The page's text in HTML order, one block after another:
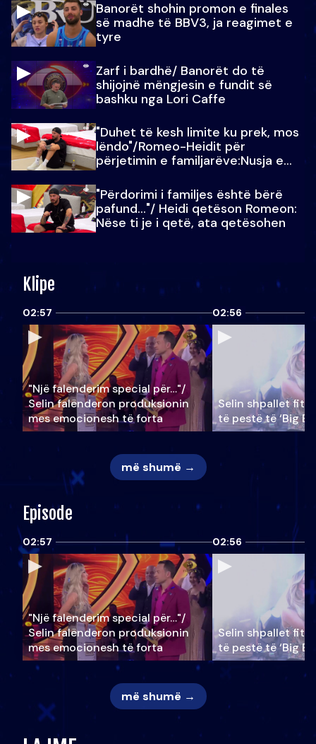
Banorët shohin promon e finales
së madhe të BBV3, ja reagimet e
tyre
Zarf i bardhë/ Banorët do të
shijojnë mëngjesin e fundit së
bashku nga Lori Caffe
"Duhet të kesh limite ku prek, mos
lëndo"/Romeo-Heidit për
përjetimin e familjarëve:Nusja e
"Përdorimi i familjes është bërë
pafund…"/ Heidi qetëson Romeon:
Nëse ti je i qetë, ata qetësohen
Klipe
02:57
"Një falenderim special për…"/
Selin falënderon produksionin
mes emocionesh të forta
02:56
Selin shpallet
të pestë të ‘Big
më shumë →
Episode
02:57
"Një falenderim special për…"/
Selin falënderon produksionin
mes emocionesh të forta
02:56
Selin shpallet
të pestë të ‘Big
më shumë →